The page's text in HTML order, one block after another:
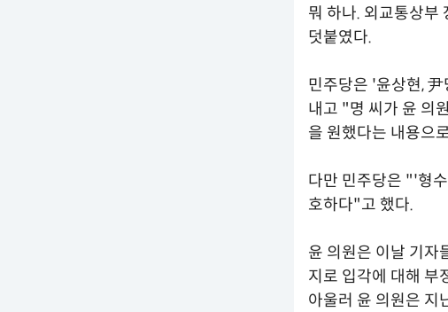
뭐 하나. 외교통상부
덧붙였다.
민주당은 '윤상현,
내고 "명 씨가 윤 의
을 원했다는 내용으
다만 민주당은 "'형
호하다"고 했다.
윤 의원은 이날 기자
지로 입각에 대해 부
아울러 윤 의원은 지